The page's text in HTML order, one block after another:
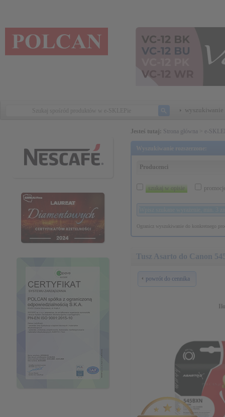
wyszukiwanie
Jesteś tutaj: Strona główna > e-
Wyszukiwanie rozszerzone:
Producenci
szukaj w opisie
Ogranicz wyszukiwanie do konkretnego
Tusz Asarto do Canon
powrót do cennika